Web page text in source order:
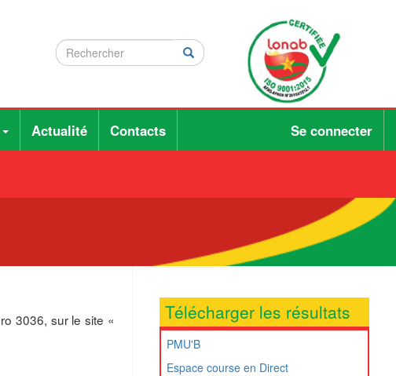
Rechercher
Rechercher Rechercher
Actualité Contacts Se connecter
3036, sur le site «
Télécharger les résultats
PMU'B
Espace course en Direct